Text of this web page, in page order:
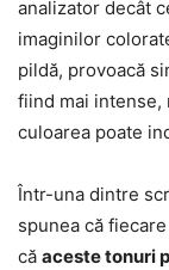
analizator decât
imaginilor
pildă, provoacă
fiind mai intense,
culoarea poate
Într-una dintre
spunea că
că aceste tonuri